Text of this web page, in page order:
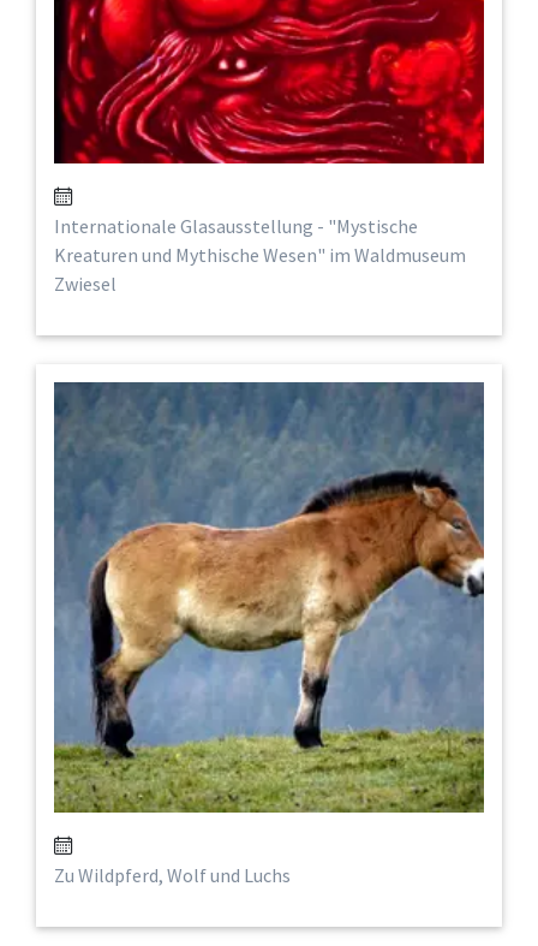
Internationale Glasausstellung - "Mystische
Kreaturen und Mythische Wesen" im Waldmuseum
Zwiesel
Zu Wildpferd, Wolf und Luchs